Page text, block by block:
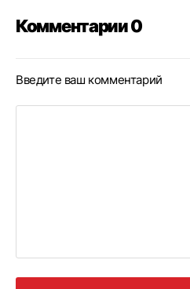
Комментарии 0
Введите ваш комментарий